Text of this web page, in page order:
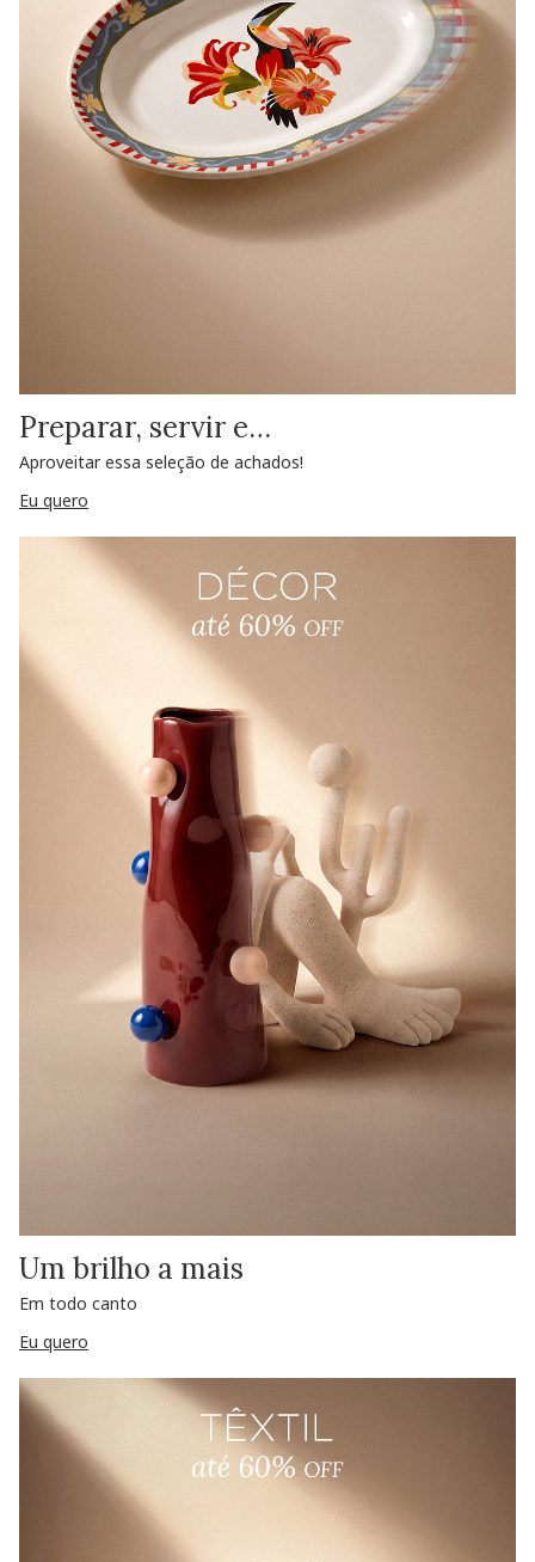
Preparar, servir e…
Aproveitar essa seleção de achados!
Eu quero
Um brilho a mais
Em todo canto
Eu quero